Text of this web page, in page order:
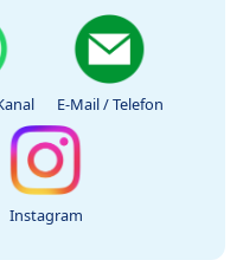
E-Mail / Telefon
Instagram